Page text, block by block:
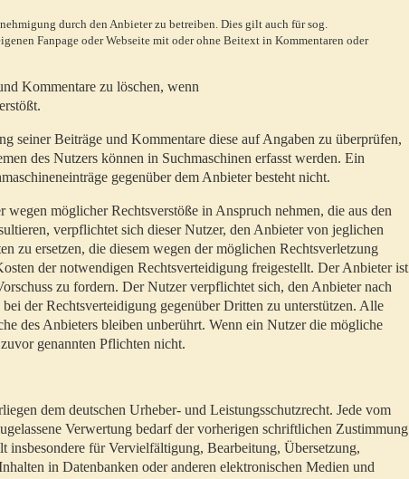
durch den Anbieter zu betreiben. Dies gilt auch für sog.
Fanpage oder Webseite mit oder ohne Beitext in Kommentaren oder
Kommentare zu löschen, wenn
seiner Beiträge und Kommentare diese auf Angaben zu überprüfen,
des Nutzers können in Suchmaschinen erfasst werden. Ein
gegenüber dem Anbieter besteht nicht.
möglicher Rechtsverstöße in Anspruch nehmen, die aus den
verpflichtet sich dieser Nutzer, den Anbieter von jeglichen
zu ersetzen, die diesem wegen der möglichen Rechtsverletzung
der notwendigen Rechtsverteidigung freigestellt. Der Anbieter ist
zu fordern. Der Nutzer verpflichtet sich, den Anbieter nach
der Rechtsverteidigung gegenüber Dritten zu unterstützen. Alle
des Anbieters bleiben unberührt. Wenn ein Nutzer die mögliche
genannten Pflichten nicht.
dem deutschen Urheber- und Leistungsschutzrecht. Jede vom
Verwertung bedarf der vorherigen schriftlichen Zustimmung
insbesondere für Vervielfältigung, Bearbeitung, Übersetzung,
in Datenbanken oder anderen elektronischen Medien und